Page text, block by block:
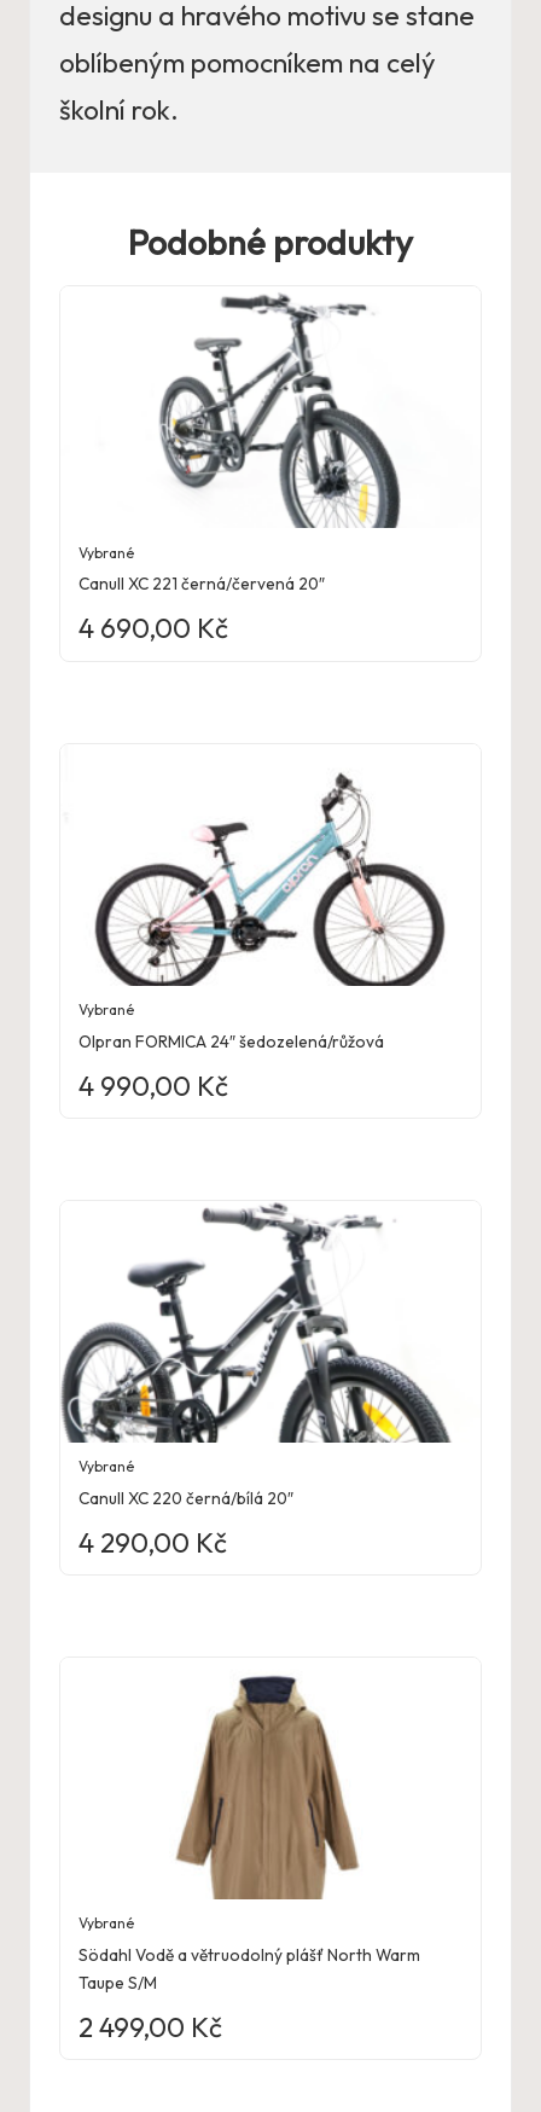
designu a hravého motivu se stane
oblíbeným pomocníkem na celý
školní rok.
Podobné produkty
Vybrané
Canull XC 221 černá/červená 20″
4 690,00 Kč
Vybrané
Olpran FORMICA 24″ šedozelená/růžová
4 990,00 Kč
Vybrané
Canull XC 220 černá/bílá 20″
4 290,00 Kč
Vybrané
Södahl Vodě a větruodolný plášť North Warm
Taupe S/M
2 499,00 Kč